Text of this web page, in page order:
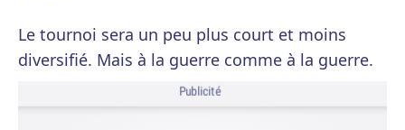
Le tournoi sera un peu plus court et moins
diversifié. Mais à la guerre comme à la guerre.
Publicité